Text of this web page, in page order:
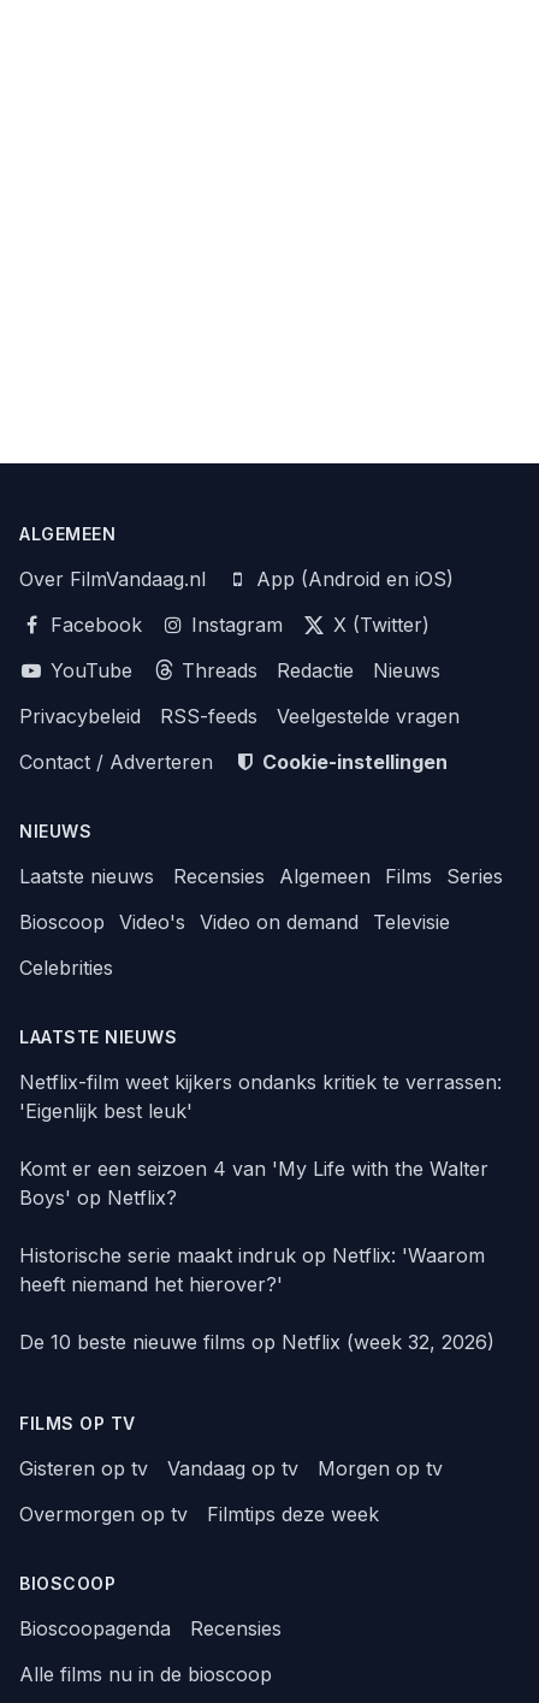
ALGEMEEN
Over FilmVandaag.nl
App (Android en iOS)
Facebook
Instagram
X (Twitter)
YouTube
Threads Redactie
Nieuws
Privacybeleid
RSS-feeds
Veelgestelde vragen
Contact / Adverteren
Cookie-instellingen
NIEUWS
Laatste nieuws Recensies Algemeen Films
Series
Bioscoop
Video's Video on demand
Televisie
Celebrities
LAATSTE NIEUWS
Netflix-film weet kijkers ondanks kritiek te verrassen:
'Eigenlijk best leuk'
Komt er een seizoen 4 van 'My Life with the Walter
Boys' op Netflix?
Historische serie maakt indruk op Netflix: 'Waarom
heeft niemand het hierover?'
De 10 beste nieuwe films op Netflix (week 32, 2026)
FILMS OP TV
Gisteren op tv Vandaag op tv
Morgen op tv
Overmorgen op tv
Filmtips deze week
BIOSCOOP
Bioscoopagenda
Recensies
Alle films nu in de bioscoop